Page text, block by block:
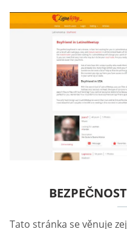
Tato stránka se věnuje